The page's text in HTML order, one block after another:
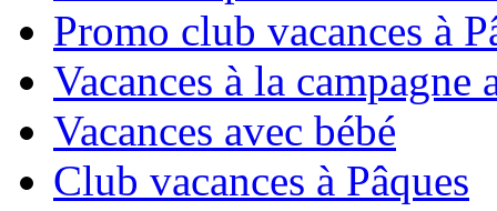
Promo club vacances à
Vacances à la campagne
Vacances avec bébé
Club vacances à Pâques